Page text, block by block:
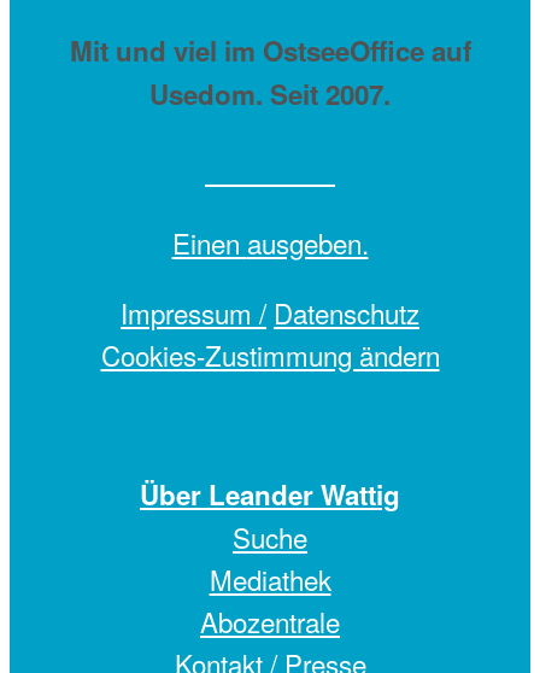
Mit und viel im OstseeOffice auf
Usedom. Seit 2007.
Einen ausgeben.
Impressum / Datenschutz
Cookies-Zustimmung ändern
Über Leander Wattig
Suche
Mediathek
Abozentrale
Kontakt / Presse